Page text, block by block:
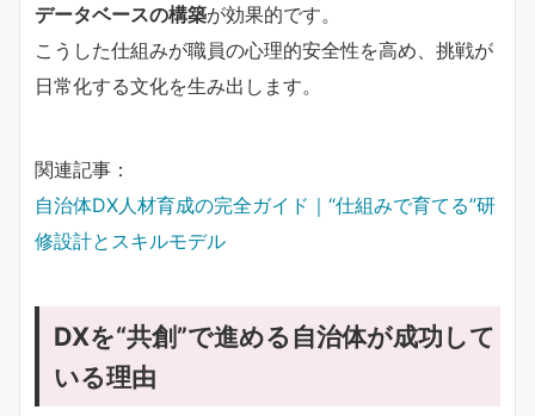
データベースの構築が効果的です。
こうした仕組みが職員の心理的安全性を高め、挑戦が
日常化する文化を生み出します。
関連記事：
自治体DX人材育成の完全ガイド｜“仕組みで育てる”研
修設計とスキルモデル
DXを“共創”で進める自治体が成功して
いる理由